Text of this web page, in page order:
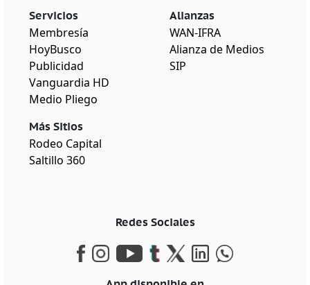
Servicios
Membresía
HoyBusco
Publicidad
Vanguardia HD
Medio Pliego
Más Sitios
Rodeo Capital
Saltillo 360
Alianzas
WAN-IFRA
Alianza de Medios
SIP
Redes Sociales